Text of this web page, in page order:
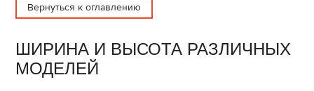
Вернуться к оглавлению
ШИРИНА И ВЫСОТА РАЗЛИЧНЫХ
МОДЕЛЕЙ